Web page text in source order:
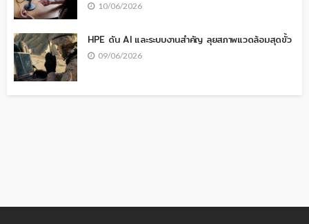
10/06/2026
HPE ดัน AI และระบบงานสำคัญ ลุยสภาพแวดล้อมสุดขั้ว
09/06/2026